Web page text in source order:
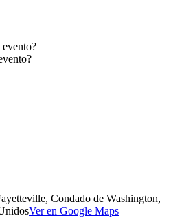
evento?
Condado de Washington,
Ver en Google Maps